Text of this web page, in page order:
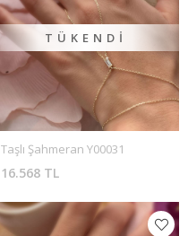
TÜKENDI
Taşlı Şahmeran Y00031
16.568 TL